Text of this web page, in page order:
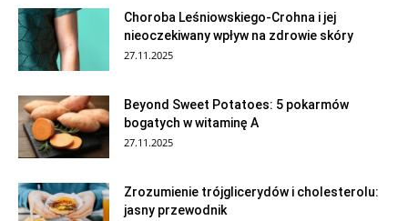
Choroba Leśniowskiego-Crohna i jej
nieoczekiwany wpływ na zdrowie skóry
27.11.2025
Beyond Sweet Potatoes: 5 pokarmów
bogatych w witaminę A
27.11.2025
Zrozumienie trójglicerydów i cholesterolu:
jasny przewodnik